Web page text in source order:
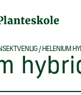
/ HELENIUM